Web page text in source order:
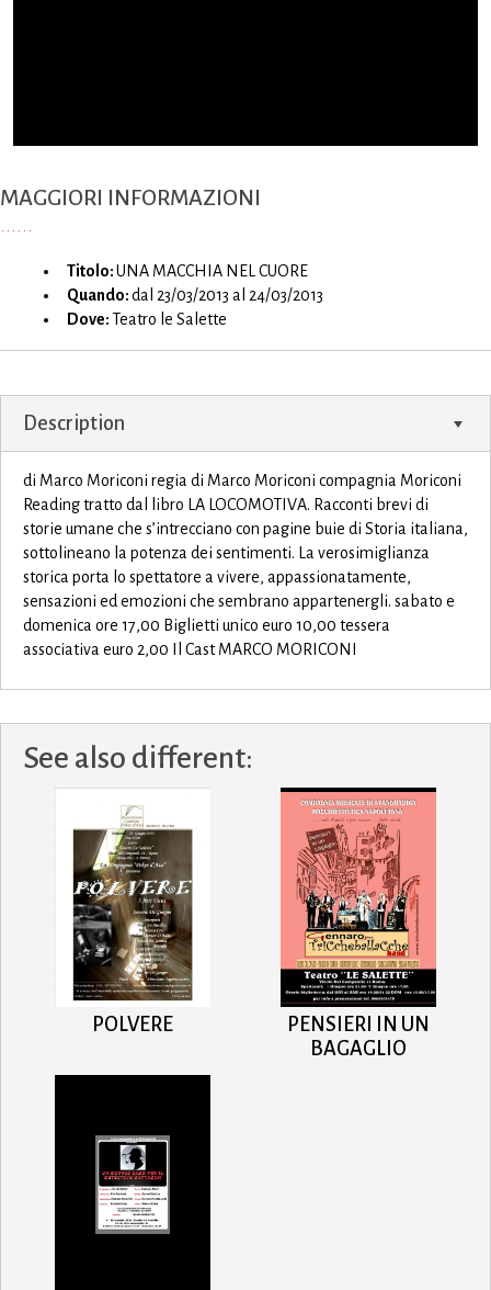
MAGGIORI INFORMAZIONI
Titolo:UNA MACCHIA NEL CUORE
Quando:dal 23/03/2013 al 24/03/2013
Dove:Teatro le Salette
Description
di Marco Moriconi regia di Marco Moriconi compagnia Moriconi
Reading tratto dal libro LA LOCOMOTIVA. Racconti brevi di
storie umane che s’intrecciano con pagine buie di Storia italiana,
sottolineano la potenza dei sentimenti. La verosimiglianza
storica porta lo spettatore a vivere, appassionatamente,
sensazioni ed emozioni che sembrano appartenergli. sabato e
domenica ore 17,00 Biglietti unico euro 10,00 tessera
associativa euro 2,00 Il Cast MARCO MORICONI
See also different:
POLVERE
PENSIERI IN UN
BAGAGLIO